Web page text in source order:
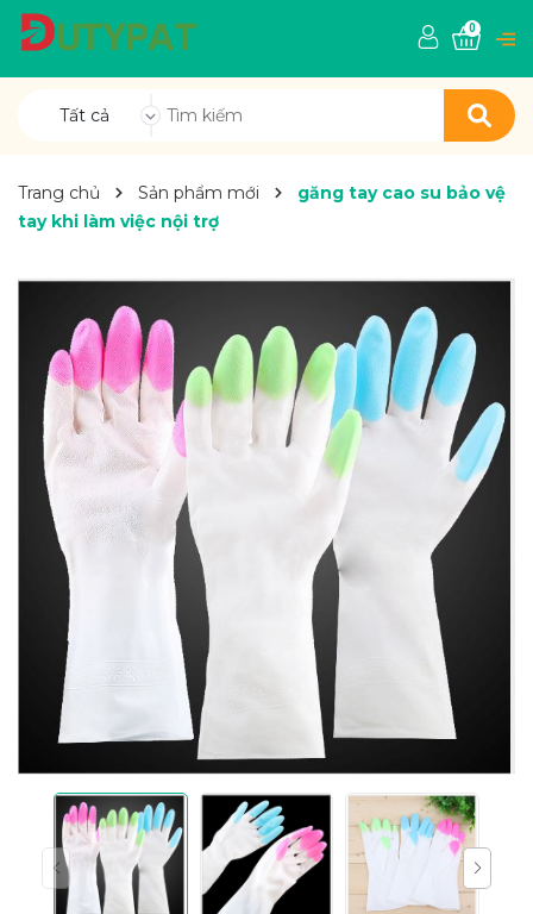
Tất cả
0
Trang chủ Sản phẩm mới
găng tay cao su bảo vệ
tay khi làm việc nội trợ